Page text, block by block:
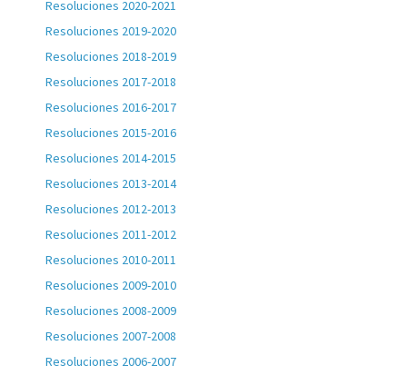
Resoluciones 2020-2021
Resoluciones 2019-2020
Resoluciones 2018-2019
Resoluciones 2017-2018
Resoluciones 2016-2017
Resoluciones 2015-2016
Resoluciones 2014-2015
Resoluciones 2013-2014
Resoluciones 2012-2013
Resoluciones 2011-2012
Resoluciones 2010-2011
Resoluciones 2009-2010
Resoluciones 2008-2009
Resoluciones 2007-2008
Resoluciones 2006-2007